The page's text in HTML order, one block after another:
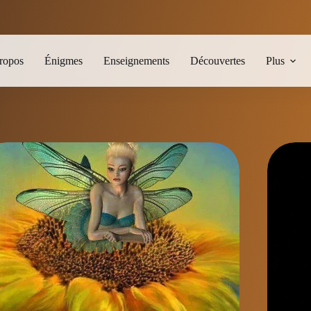
Énigmes Enseignements Découvertes Plus